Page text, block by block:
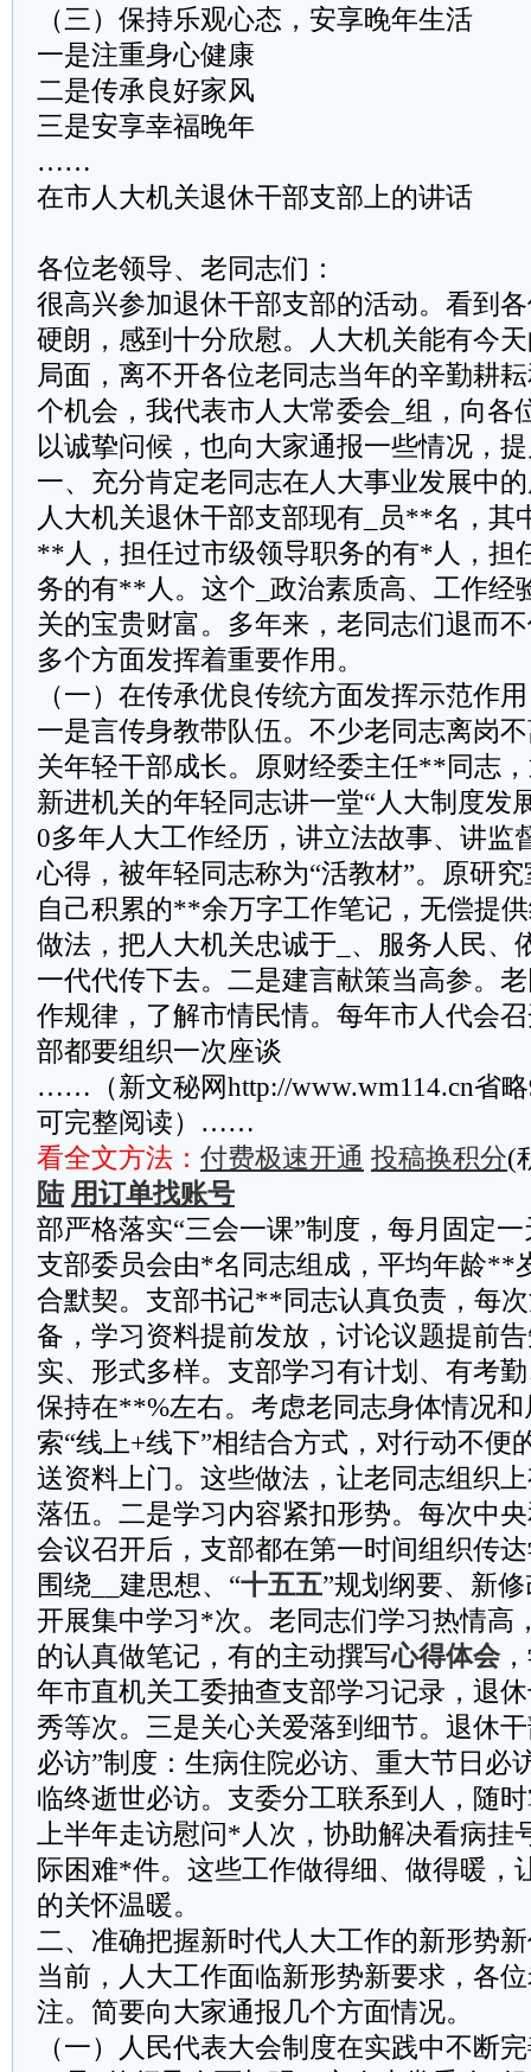
（三）保持乐观心态，安享晚年生活
一是注重身心健康
二是传承良好家风
三是安享幸福晚年
……
在市人大机关退休干部支部上的讲话
各位老领导、老同志们：
很高兴参加退休干部支部的活动。看到
硬朗，感到十分欣慰。人大机关能有今
局面，离不开各位老同志当年的辛勤耕
个机会，我代表市人大常委会_组，向各
以诚挚问候，也向大家通报一些情况，
一、充分肯定老同志在人大事业发展中
人大机关退休干部支部现有_员**名，其
**人，担任过市级领导职务的有*人，担
务的有**人。这个_政治素质高、工作经
关的宝贵财富。多年来，老同志们退而
多个方面发挥着重要作用。
（一）在传承优良传统方面发挥示范作用
一是言传身教带队伍。不少老同志离岗
关年轻干部成长。原财经委主任**同志
新进机关的年轻同志讲一堂“人大制度发
0多年人大工作经历，讲立法故事、讲监
心得，被年轻同志称为“活教材”。原研
自己积累的**余万字工作笔记，无偿提
做法，把人大机关忠诚于_、服务人民、
一代代传下去。二是建言献策当高参。
作规律，了解市情民情。每年市人代会
部都要组织一次座谈
……（新文秘网http://www.wm114.cn省
可完整阅读）……
看全文方法： 付费极速开通 投稿换积分(
陆 用订单找账号
部严格落实“三会一课”制度，每月固定
支部委员会由*名同志组成，平均年龄**
合默契。支部书记**同志认真负责，每
备，学习资料提前发放，讨论议题提前
实、形式多样。支部学习有计划、有考
保持在**%左右。考虑老同志身体情况
索“线上+线下”相结合方式，对行动不便
送资料上门。这些做法，让老同志组织
落伍。二是学习内容紧扣形势。每次中
会议召开后，支部都在第一时间组织传
围绕__建思想、“十五五”规划纲要、新
开展集中学习*次。老同志们学习热情高
的认真做笔记，有的主动撰写心得体会
年市直机关工委抽查支部学习记录，退
秀等次。三是关心关爱落到细节。退休
必访”制度：生病住院必访、重大节日必
临终逝世必访。支委分工联系到人，随
上半年走访慰问*人次，协助解决看病挂
际困难*件。这些工作做得细、做得暖，
的关怀温暖。
二、准确把握新时代人大工作的新形势
当前，人大工作面临新形势新要求，各
注。简要向大家通报几个方面情况。
（一）人民代表大会制度在实践中不断